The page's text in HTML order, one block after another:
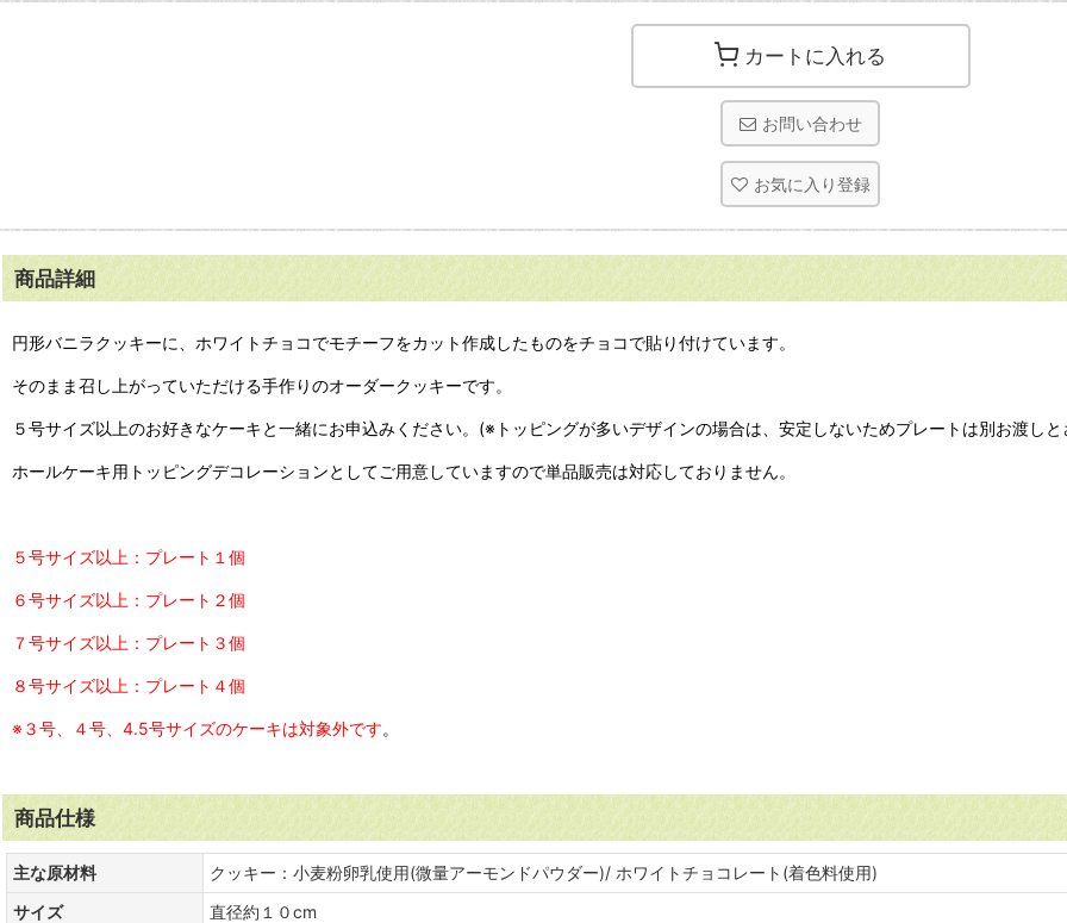
カートに入れる
お問い合わせ
お気に入り登録
商品詳細
円形バニラクッキーに、ホワイトチョコでモチーフをカット作成したものをチョコで貼り付けています。
そのまま召し上がっていただける手作りのオーダークッキーです。
５号サイズ以上のお好きなケーキと一緒にお申込みください。(※トッピングが多いデザインの場合は、安定しないためプレートは別お渡し
ホールケーキ用トッピングデコレーションとしてご用意していますので単品販売は対応しておりません。
５号サイズ以上：プレート１個
６号サイズ以上：プレート２個
７号サイズ以上：プレート３個
８号サイズ以上：プレート４個
※３号、４号、4.5号サイズのケーキは対象外です。
商品仕様
主な原材料
クッキー：小麦粉卵乳使用(微量アーモンドパウダー)/ ホワイトチョコレート(着色料使用)
サイズ
直径約１０cm